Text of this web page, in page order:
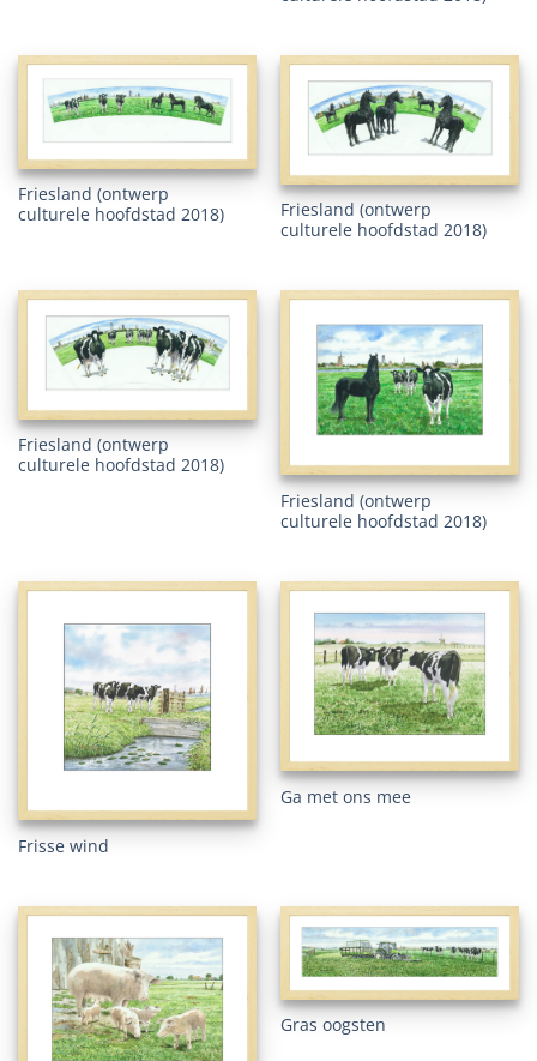
Friesland (ontwerp
culturele hoofdstad 2018)
Friesland (ontwerp
culturele hoofdstad 2018)
Friesland (ontwerp
culturele hoofdstad 2018)
Friesland (ontwerp
culturele hoofdstad 2018)
Frisse wind
Ga met ons mee
Gras oogsten